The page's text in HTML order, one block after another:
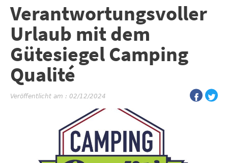
Verantwortungsvoller
Urlaub mit dem
Gütesiegel Camping
Qualité
Veröffentlicht am : 02/12/2024